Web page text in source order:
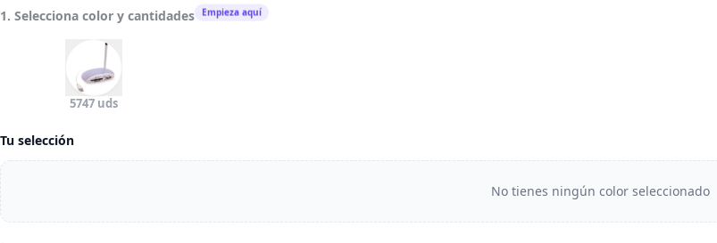
1. Selecciona color y cantidades Empieza aquí
5747 uds
Tu selección
No tienes ningún color seleccionado